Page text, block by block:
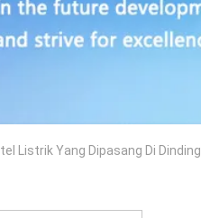
Listrik Yang Dipasang Di Dinding